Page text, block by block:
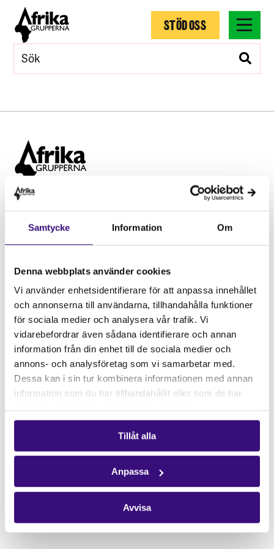
Samtycke Information Om
Denna webbplats använder cookies
Vi använder enhetsidentifierare för att anpassa innehållet
och annonserna till användarna, tillhandahålla funktioner
för sociala medier och analysera vår trafik. Vi
vidarebefordrar även sådana identifierare och annan
information från din enhet till de sociala medier och
annons- och analysföretag som vi samarbetar med.
Dessa kan i sin tur kombinera informationen med annan
information som du har tillhandahållit eller som de har
Tillåt alla
Anpassa
Avvisa
STÖD OSS
Hitta snabbt
STÖD OSS
Vårt arbete
Gåvoshop
Kontakta oss
Hitta kontaktperson
Pressrum
Följ oss
Facebook
Instagram
Få vårt nyhetsbrev